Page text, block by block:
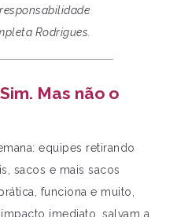
Rodrigues.
Mas não o
equipes retirando
sacos e mais sacos
funciona e muito,
imediato, salvam a